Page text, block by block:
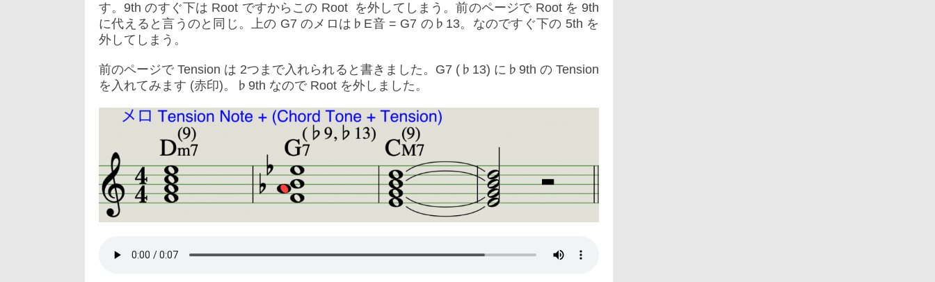
す。9th のすぐ下は Root ですからこの Root を外してしまう。前のページで Root を 9th
に代えると言うのと同じ。上の G7 のメロは♭E音 = G7 の♭13。なのですぐ下の 5th を
外してしまう。
前のページで Tension は 2つまで入れられると書きました。G7 (♭13) に♭9th の Tension
を入れてみます (赤印)。♭9th なので Root を外しました。